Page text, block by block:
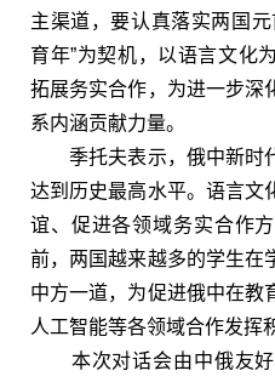
主渠道，要认真落实两国
育年”为契机，以语言文化
拓展务实合作，为进一步深
系内涵贡献力量。
季托夫表示，俄中新时
达到历史最高水平。语言文
谊、促进各领域务实合作
前，两国越来越多的学生在
中方一道，为促进俄中在教
人工智能等各领域合作发挥
本次对话会由中俄友好